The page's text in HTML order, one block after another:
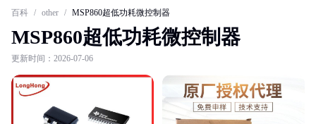
百科 / other / MSP860超低功耗微控制器
MSP860超低功耗微控制器
更新时间：2026-07-06